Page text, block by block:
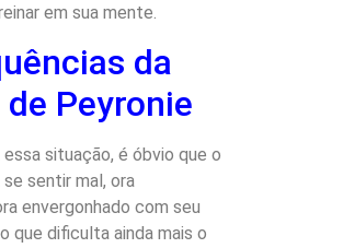
em sua mente.
da
Peyronie
situação, é óbvio que o
sentir mal, ora
envergonhado com seu
que dificulta ainda mais o